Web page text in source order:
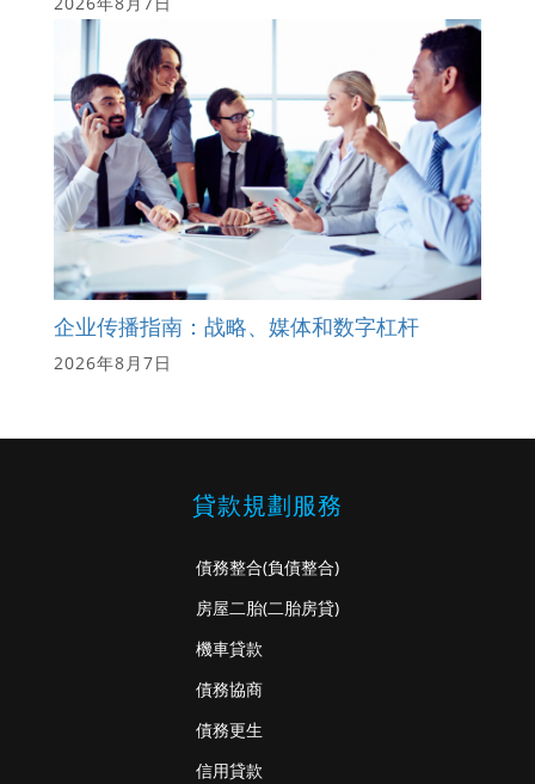
企业传播指南：战略、媒体和数字杠杆
2026年8月7日
貸款規劃服務
債務整合(負債整合)
房屋二胎(二胎房貸)
機車貸款
債務協商
債務更生
信用貸款